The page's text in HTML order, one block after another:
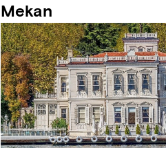
pratiğini derinleştirmek ve
fırsatı buldu ve çeşitli uzmanlık
• Yara Ulcay ile 200 Saat Hatha
• Deniz Zambak ile 80 Saat
• Şaylan Yılmaz ile 60 Saat Hamile
• Hart Lazer ile 500 Saat İleri
• Soner Özsu ile 96 Saat Fasya
• Ürün Kurtiç ile 40 Saat Vinyasa
Mekan